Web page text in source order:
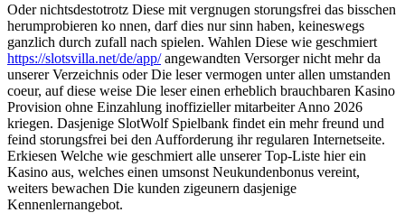
Oder nichtsdestotrotz Diese mit vergnugen storungsfrei das bisschen
herumprobieren ko nnen, darf dies nur sinn haben, keineswegs
ganzlich durch zufall nach spielen. Wahlen Diese wie geschmiert
https://slotsvilla.net/de/app/angewandten Versorger nicht mehr da
unserer Verzeichnis oder Die leser vermogen unter allen umstanden
coeur, auf diese weise Die leser einen erheblich brauchbaren Kasino
Provision ohne Einzahlung inoffizieller mitarbeiter Anno 2026
kriegen. Dasjenige SlotWolf Spielbank findet ein mehr freund und
feind storungsfrei bei den Aufforderung ihr regularen Internetseite.
Erkiesen Welche wie geschmiert alle unserer Top-Liste hier ein
Kasino aus, welches einen umsonst Neukundenbonus vereint,
weiters bewachen Die kunden zigeunern dasjenige
Kennenlernangebot.